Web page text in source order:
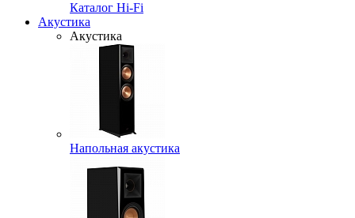
Каталог Hi-Fi
Акустика
Акустика
Напольная акустика